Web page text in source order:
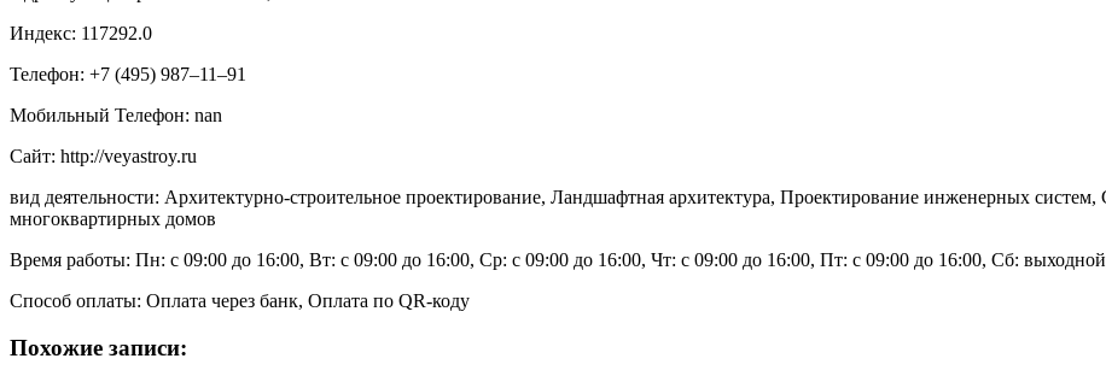
Индекс: 117292.0
Телефон: +7 (495) 987‒11‒91
Мобильный Телефон: nan
Сайт: http://veyastroy.ru
вид деятельности: Архитектурно-строительное проектирование, Ландшафтная архитектура, Проектирование инженерных систем,
многоквартирных домов
Время работы: Пн: с 09:00 до 16:00, Вт: с 09:00 до 16:00, Ср: с 09:00 до 16:00, Чт: с 09:00 до 16:00, Пт: с 09:00 до 16:00, Сб:
Способ оплаты: Оплата через банк, Оплата по QR-коду
Похожие записи: